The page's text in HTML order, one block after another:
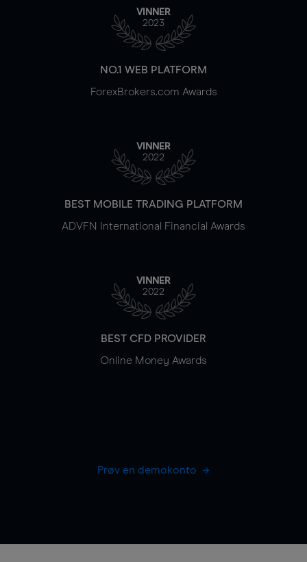
VINNER
2023
NO.1 WEB PLATFORM
ForexBrokers.com Awards
VINNER
2022
BEST MOBILE TRADING PLATFORM
ADVFN International Financial Awards
VINNER
2022
BEST CFD PROVIDER
Online Money Awards
Prøv en demokonto